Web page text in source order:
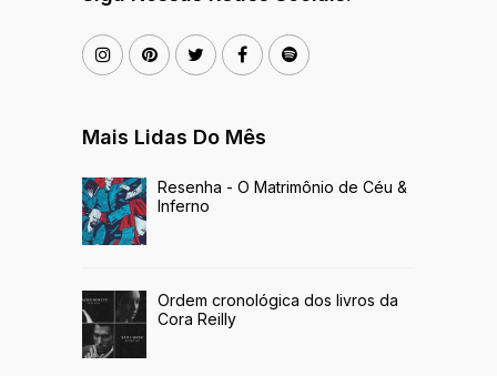
Mais Lidas Do Mês
Resenha - O Matrimônio de Céu &
Inferno
Ordem cronológica dos livros da
Cora Reilly